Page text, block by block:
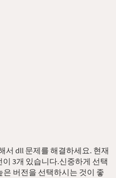
서 dll 문제를 해결하세요. 현재
3개 있습니다.신중하게 선택
버전을 선택하시는 것이 좋